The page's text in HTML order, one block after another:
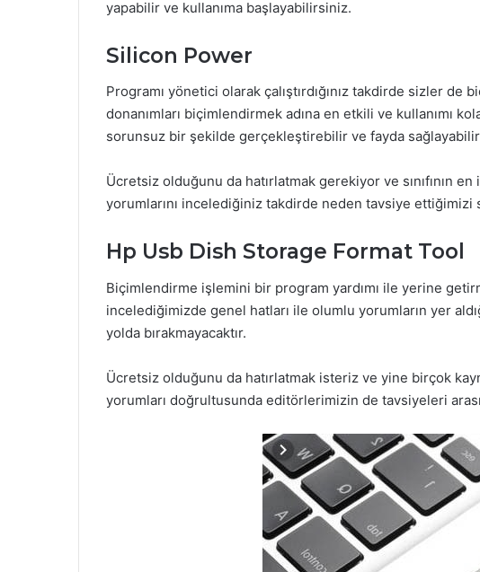
yapabilir ve kullanıma başlayabilirsiniz.
Silicon Power
Programı yönetici olarak çalıştırdığınız takdirde sizler
donanımları biçimlendirmek adına en etkili ve kullanımı
sorunsuz bir şekilde gerçekleştirebilir ve fayda
Ücretsiz olduğunu da hatırlatmak gerekiyor ve sınıfının
yorumlarını incelediğiniz takdirde neden tavsiye
Hp Usb Dish Storage Format Tool
Biçimlendirme işlemini bir program yardımı ile yerine
incelediğimizde genel hatları ile olumlu yorumların yer
yolda bırakmayacaktır.
Ücretsiz olduğunu da hatırlatmak isteriz ve yine birçok
yorumları doğrultusunda editörlerimizin de tavsiyeleri